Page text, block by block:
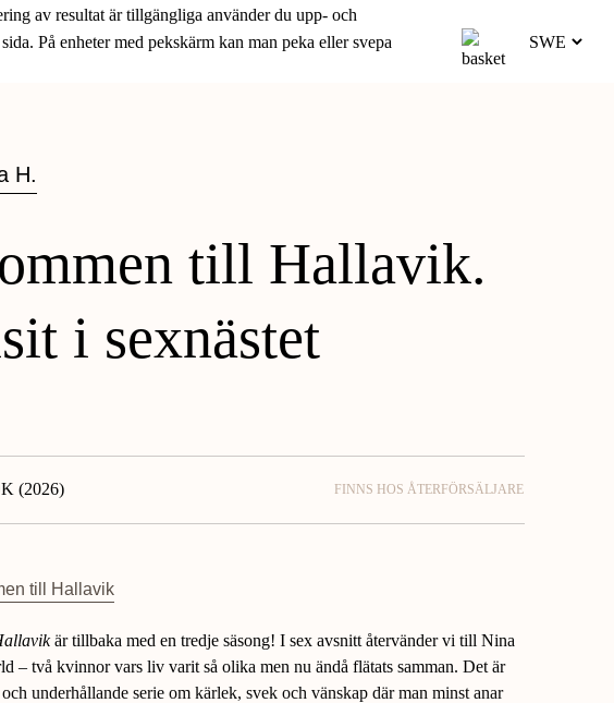
av resultat är tillgängliga använder du upp- och
På enheter med pekskärm kan man peka eller svepa
H.
till Hallavik.
i sexnästet
(2026) FINNS HOS ÅTERFÖRSÄLJARE
till Hallavik
är tillbaka med en tredje säsong! I sex avsnitt återvänder vi till Nina
– två kvinnor vars liv varit så olika men nu ändå flätats samman. Det är
underhållande serie om kärlek, svek och vänskap där man minst anar